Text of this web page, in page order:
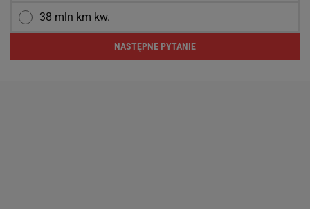
38 mln km kw.
NASTĘPNE PYTANIE